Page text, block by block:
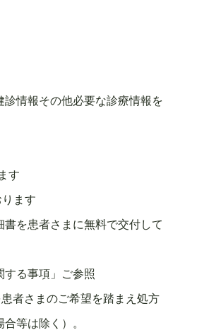
情報その他必要な診療情報を
す
ます
を患者さまに無料で交付して
る事項」ご参照
者さまのご希望を踏まえ処方
等は除く）。